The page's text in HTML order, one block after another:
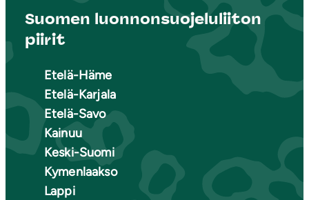
Suomen luonnonsuojeluliiton
piirit
Etelä-Häme
Etelä-Karjala
Etelä-Savo
Kainuu
Keski-Suomi
Kymenlaakso
Lappi